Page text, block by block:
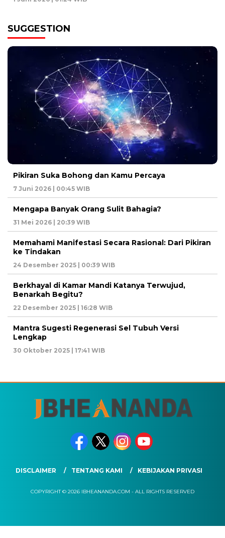
SUGGESTION
Pikiran Suka Bohong dan Kamu Percaya
7 Juni 2026 | 00:45 WIB
Mengapa Banyak Orang Sulit Bahagia?
31 Mei 2026 | 20:39 WIB
Memahami Manifestasi Secara Rasional: Dari Pikiran
ke Tindakan
24 Desember 2025 | 00:39 WIB
Berkhayal di Kamar Mandi Katanya Terwujud,
Benarkah Begitu?
22 Desember 2025 | 16:28 WIB
Mantra Sugesti Regenerasi Sel Tubuh Versi
Lengkap
30 Oktober 2025 | 17:41 WIB
DISCLAIMER TENTANG KAMI KEBIJAKAN PRIVASI
COPYRIGHT © 2026 IBHEANANDA.COM - ALL RIGHTS RESERVED